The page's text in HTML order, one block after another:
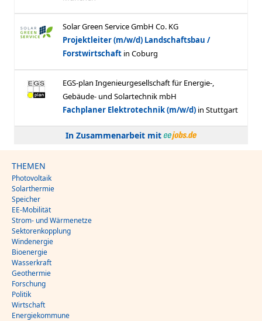
In Zusammenarbeit mit
THEMEN
Photovoltaik
Solarthermie
Speicher
EE-Mobilität
Strom- und Wärmenetze
Sektorenkopplung
Windenergie
Bioenergie
Wasserkraft
Geothermie
Forschung
Politik
Wirtschaft
Energiekommune